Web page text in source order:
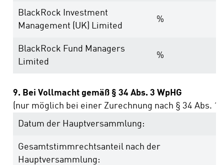
BlackRock Investment
Management (UK) Limited
%
BlackRock Fund Managers
Limited
%
9. Bei Vollmacht gemäß § 34 Abs. 3 WpHG
(nur möglich bei einer Zurechnung nach § 34 Abs. 1
Datum der Hauptversammlung:
Gesamtstimmrechtsanteil nach der
Hauptversammlung: